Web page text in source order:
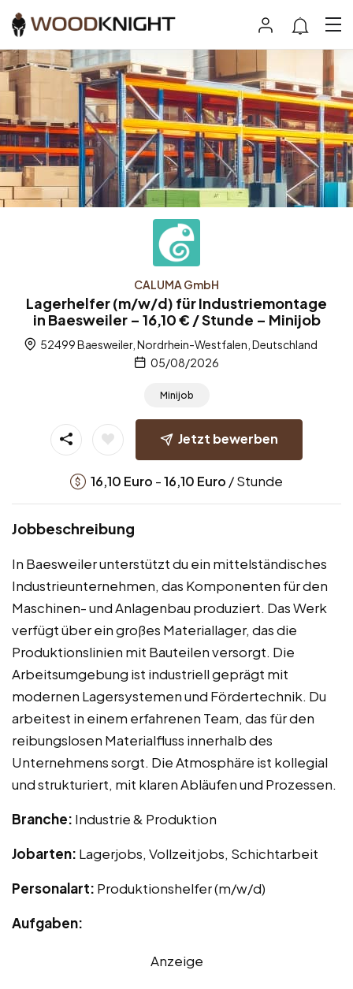
CALUMA GmbH
Lagerhelfer (m/w/d) für Industriemontage
in Baesweiler – 16,10 € / Stunde – Minijob
52499 Baesweiler, Nordrhein-Westfalen, Deutschland
05/08/2026
Minijob
Jetzt bewerben
16,10 Euro -16,10 Euro / Stunde
Jobbeschreibung
In Baesweiler unterstützt du ein mittelständisches
Industrieunternehmen, das Komponenten für den
Maschinen- und Anlagenbau produziert. Das Werk
verfügt über ein großes Materiallager, das die
Produktionslinien mit Bauteilen versorgt. Die
Arbeitsumgebung ist industriell geprägt mit
modernen Lagersystemen und Fördertechnik. Du
arbeitest in einem erfahrenen Team, das für den
reibungslosen Materialfluss innerhalb des
Unternehmens sorgt. Die Atmosphäre ist kollegial
und strukturiert, mit klaren Abläufen und Prozessen.
Branche: Industrie & Produktion
Jobarten: Lagerjobs, Vollzeitjobs, Schichtarbeit
Personalart: Produktionshelfer (m/w/d)
Aufgaben:
Anzeige